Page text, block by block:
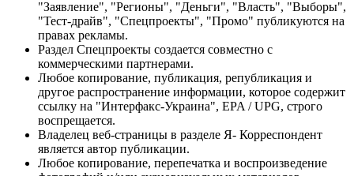
"Заявление", "Регионы", "Деньги", "Власть", "Выборы",
"Тест-драйв", "Спецпроекты", "Промо" публикуются на
правах рекламы.
Раздел Спецпроекты создается совместно с
коммерческими партнерами.
Любое копирование, публикация, републикация и
другое распространение информации, которое содержит
ссылку на "Интерфакс-Украина", EPA / UPG, строго
воспрещается.
Владелец веб-страницы в разделе Я- Корреспондент
является автор публикации.
Любое копирование, перепечатка и воспроизведение